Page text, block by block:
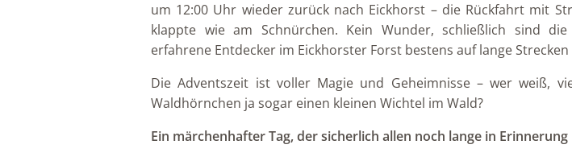
um 12:00 Uhr wieder zurück nach Eickhorst – die Rückfahrt mit
klappte wie am Schnürchen. Kein Wunder, schließlich sind die
erfahrene Entdecker im Eickhorster Forst bestens auf lange
Die Adventszeit ist voller Magie und Geheimnisse – wer weiß,
Waldhörnchen ja sogar einen kleinen Wichtel im Wald?
Ein märchenhafter Tag, der sicherlich allen noch lange in